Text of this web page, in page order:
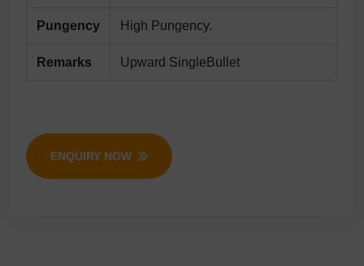
Pungency High Pungency.
Remarks Upward SingleBullet
ENQUIRY NOW